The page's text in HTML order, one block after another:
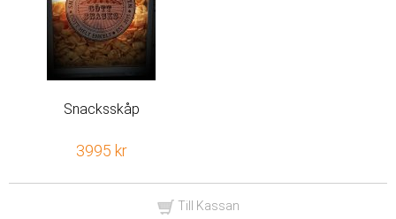
Snacksskåp
3995 kr
Till Kassan